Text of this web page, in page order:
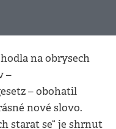
na obrysech
–
– obohatil
nové slovo.
starat se“ je shrnut